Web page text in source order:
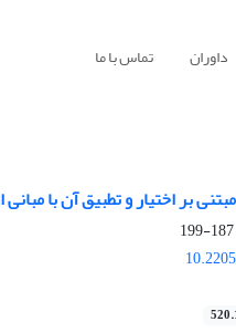
داوران تماس با ما
بر اختیار و تطبیق آن با
187-199